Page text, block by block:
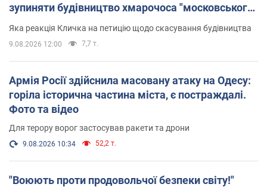
зупиняти будівництво хмарочоса "московського
вірянина"
Яка реакція Кличка на петицію щодо скасування будівництва
9.08.2026 12:00 7,7 т.
Армія Росії здійснила масовану атаку на Одесу:
горіла історична частина міста, є постраждалі.
Фото та відео
Для терору ворог застосував ракети та дрони
9.08.2026 10:34 52,2 т.
"Воюють проти продовольчої безпеки світу!"